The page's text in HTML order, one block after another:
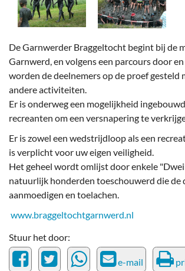
De Garnwerder Braggeltocht begint bij de
Garnwerd, en volgens een parcours door
worden de deelnemers op de proef gesteld
andere activiteiten.
Er is onderweg een mogelijkheid
recreanten om een versnapering te
Er is zowel een wedstrijdloop als een
is verplicht voor uw eigen veiligheid.
Het geheel wordt omlijst door enkele
natuurlijk honderden toeschouwerd die de
aanmoedigen en toelachen.
www.braggeltochtgarnwerd.nl
Stuur het door:
e-mail